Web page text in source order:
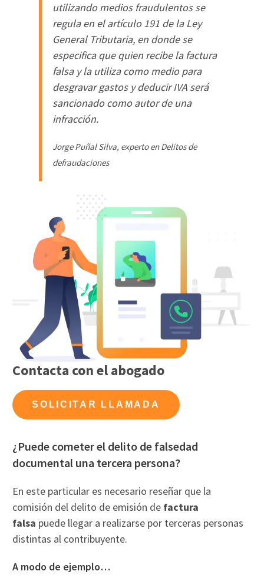
utilizando medios fraudulentos se
regula en el artículo 191 de la Ley
General Tributaria, en donde se
especifica que quien recibe la factura
falsa y la utiliza como medio para
desgravar gastos y deducir IVA será
sancionado como autor de una
infracción.
Jorge Puñal Silva, experto en Delitos de
defraudaciones
Contacta con el abogado
SOLICITAR LLAMADA
¿Puede cometer el delito de falsedad
documental una tercera persona?
En este particular es necesario reseñar que la
comisión del delito de emisión de factura
falsa puede llegar a realizarse por terceras personas
distintas al contribuyente.
A modo de ejemplo…